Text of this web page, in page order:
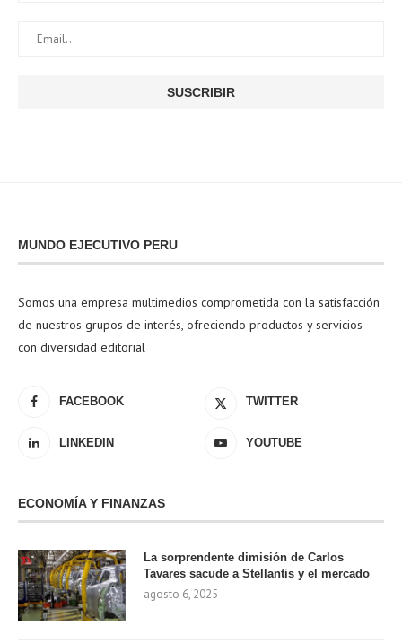
MUNDO EJECUTIVO PERU
Somos una empresa multimedios comprometida con la satisfacción
de nuestros grupos de interés, ofreciendo productos y servicios
con diversidad editorial
FACEBOOK TWITTER
LINKEDIN YOUTUBE
ECONOMÍA Y FINANZAS
La sorprendente dimisión de Carlos
Tavares sacude a Stellantis y el mercado
agosto 6, 2025